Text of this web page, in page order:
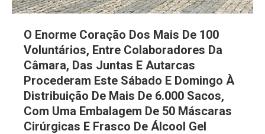
O Enorme Coração Dos Mais De 100
Voluntários, Entre Colaboradores Da
Câmara, Das Juntas E Autarcas
Procederam Este Sábado E Domingo À
Distribuição De Mais De 6.000 Sacos,
Com Uma Embalagem De 50 Máscaras
Cirúrgicas E Frasco De Álcool Gel